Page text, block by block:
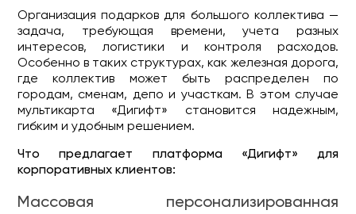
Организация подарков для большого коллектива —
задача, требующая времени, учета разных
интересов, логистики и контроля расходов.
Особенно в таких структурах, как железная дорога,
где коллектив может быть распределен по
городам, сменам, депо и участкам. В этом случае
мультикарта «Дигифт» становится надежным,
гибким и удобным решением.
Что предлагает платформа «Дигифт» для
корпоративных клиентов:
Массовая персонализированная